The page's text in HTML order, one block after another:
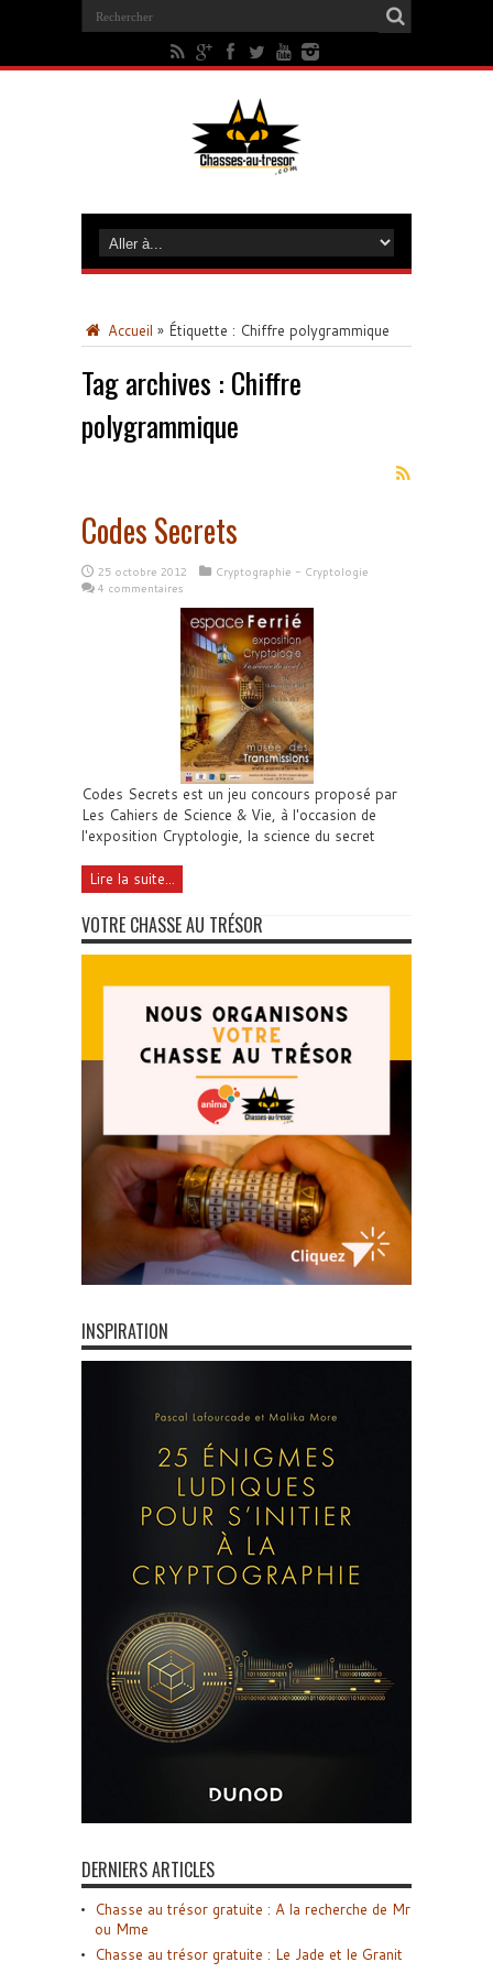
Accueil » Étiquette : Chiffre polygrammique
Tag archives : Chiffre
polygrammique
Codes Secrets
25 octobre 2012
Cryptographie - Cryptologie
4 commentaires
Codes Secrets est un jeu concours proposé par
Les Cahiers de Science & Vie, à l'occasion de
l'exposition Cryptologie, la science du secret
Lire la suite...
VOTRE CHASSE AU TRÉSOR
INSPIRATION
DERNIERS ARTICLES
Chasse au trésor gratuite : A la recherche de Mr
ou Mme
Chasse au trésor gratuite : Le Jade et le Granit